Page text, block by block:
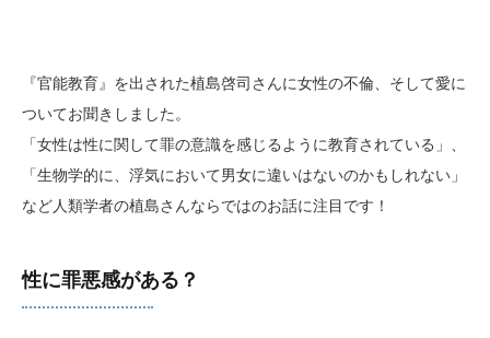
『官能教育』を出された植島啓司さんに女性の不倫、そして愛に
ついてお聞きしました。
「女性は性に関して罪の意識を感じるように教育されている」、
「生物学的に、浮気において男女に違いはないのかもしれない」
など人類学者の植島さんならではのお話に注目です！
性に罪悪感がある？